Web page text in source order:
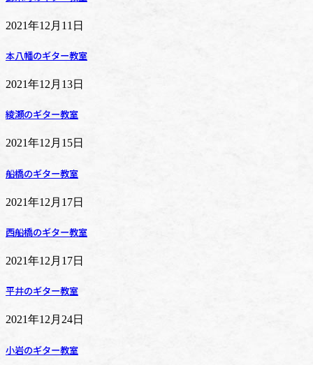
2021年12月11日
本八幡のギター教室
2021年12月13日
綾瀬のギター教室
2021年12月15日
船橋のギター教室
2021年12月17日
西船橋のギター教室
2021年12月17日
平井のギター教室
2021年12月24日
小岩のギター教室